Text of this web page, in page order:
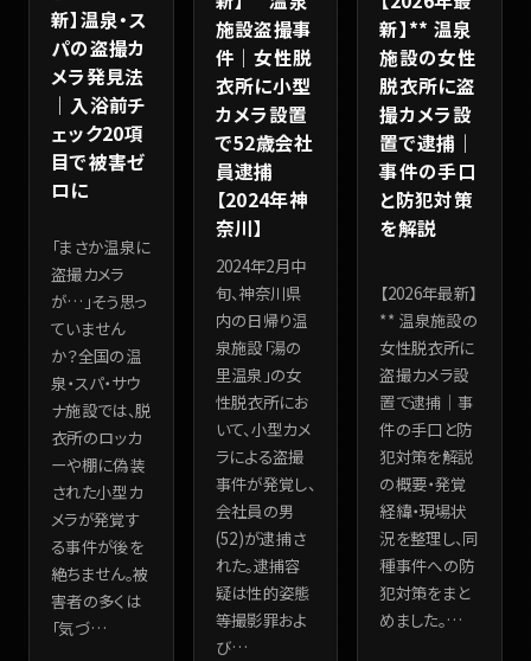
新】温泉・ス
パの盗撮カ
メラ発見法
｜入浴前チ
ェック20項
目で被害ゼ
ロに
「まさか温泉に
盗撮カメラ
が…」そう思っ
ていません
か？全国の温
泉・スパ・サウ
ナ施設では、脱
衣所のロッカ
ーや棚に偽装
された小型カ
メラが発覚す
る事件が後を
絶ちません。被
害者の多くは
「気づ…
施設盗撮事
件｜女性脱
衣所に小型
カメラ設置
で52歳会社
員逮捕
【2024年神
奈川】
2024年2月中
旬、神奈川県
内の日帰り温
泉施設「湯の
里温泉」の女
性脱衣所にお
いて、小型カメ
ラによる盗撮
事件が発覚し、
会社員の男
(52)が逮捕さ
れた。逮捕容
疑は性的姿態
等撮影罪およ
び…
新】** 温泉
施設の女性
脱衣所に盗
撮カメラ設
置で逮捕｜
事件の手口
と防犯対策
を解説
【2026年最新】
** 温泉施設の
女性脱衣所に
盗撮カメラ設
置で逮捕｜事
件の手口と防
犯対策を解説
の概要・発覚
経緯・現場状
況を整理し、同
種事件への防
犯対策をまと
めました。…